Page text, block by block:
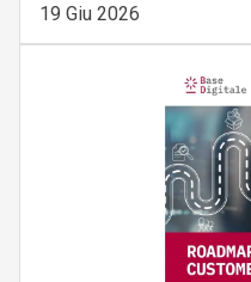
19 Giu 2026